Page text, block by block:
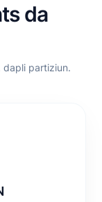
da
dapli partiziun.